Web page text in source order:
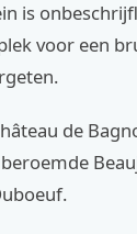
is
voor een
de